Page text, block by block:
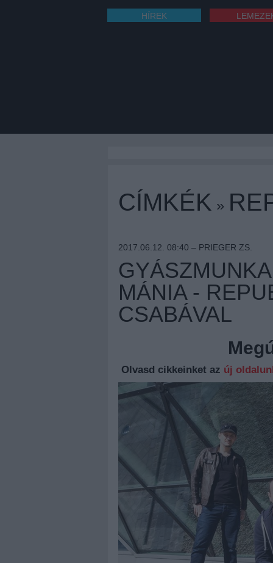
HÍREK
CÍMKÉK »
2017.06.12. 08:40 – PRIEGER ZS.
MÁNIA -
CSABÁVAL
Olvasd cikkeinket az új